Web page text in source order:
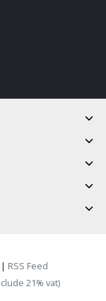
| RSS Feed
21% vat)